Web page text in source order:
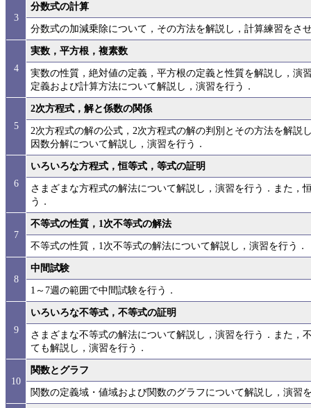
3
分数式の計算
分数式の加減乗除について，その方法を解説し，計算練習をさ
4
実数，平方根，複素数
実数の性質，絶対値の定義，平方根の定義と性質を解説し，演
定義および計算方法について解説し，演習を行う．
5
2次方程式，解と係数の関係
2次方程式の解の公式，2次方程式の解の判別とその方法を解説
因数分解について解説し，演習を行う．
6
いろいろな方程式，恒等式，等式の証明
さまざまな方程式の解法について解説し，演習を行う．また，
う．
7
不等式の性質，1次不等式の解法
不等式の性質，1次不等式の解法について解説し，演習を行う．
8
中間試験
1～7週の範囲で中間試験を行う．
9
いろいろな不等式，不等式の証明
さまざまな不等式の解法について解説し，演習を行う．また，
ても解説し，演習を行う．
10
関数とグラフ
関数の定義域・値域および関数のグラフについて解説し，演習